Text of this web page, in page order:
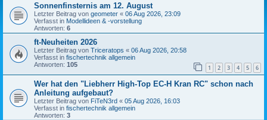
Sonnenfinsternis am 12. August
Letzter Beitrag von geometer « 06 Aug 2026, 23:09
Verfasst in Modellideen & -vorstellung
Antworten: 6
ft-Neuheiten 2026
Letzter Beitrag von Triceratops « 06 Aug 2026, 20:58
Verfasst in fischertechnik allgemein
Antworten: 105 1 2 3 4 5 6
Wer hat den "Liebherr High-Top EC-H Kran RC" schon nach
Anleitung aufgebaut?
Letzter Beitrag von FiTeN3rd « 05 Aug 2026, 16:03
Verfasst in fischertechnik allgemein
Antworten: 3